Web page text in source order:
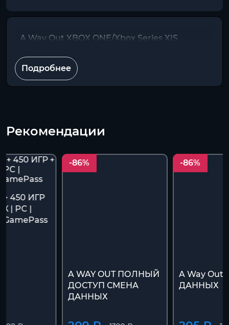
A Way Out XBOX ONE/Xbox Series X|S
Подробнее
Рекомендации
+ 450 ИГР
| PC |
-86%
A WAY OUT ПОЛНЫЙ
ДОСТУП СМЕНА
ДАННЫХ
-86%
A Way
ДАННЫХ